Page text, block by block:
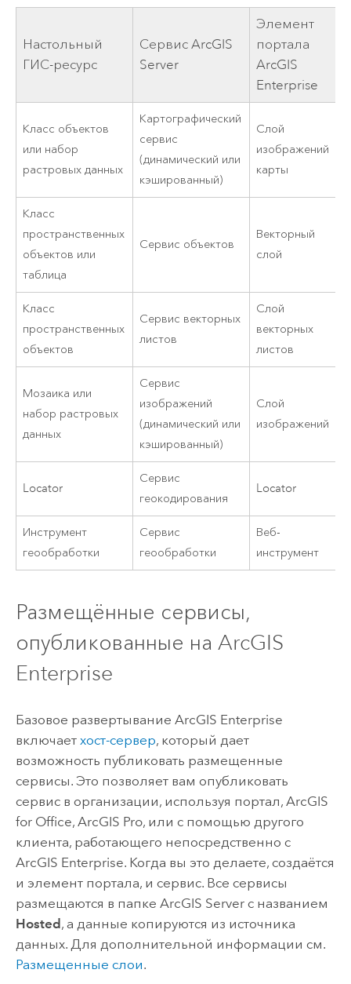
Настольный
ГИС-ресурс
СервисArcGIS
Server
Элемент
портала
ArcGIS
Enterprise
Класс объектов
или набор
растровых данных
Картографический
сервис
(динамический или
кэшированный)
Слой
изображений
карты
Класс
пространственных
объектов или
таблица
Сервис объектов
Векторный
слой
Класс
пространственных
объектов
Сервис векторных
листов
Слой
векторных
листов
Мозаика или
набор растровых
данных
Сервис
изображений
(динамический или
кэшированный)
Слой
изображений
Locator
Сервис
геокодирования
Locator
Инструмент
геообработки
Сервис
геообработки
Веб-
инструмент
Размещённые сервисы,
опубликованные на ArcGIS
Enterprise
Базовое развертывание ArcGIS Enterprise
включает хост-сервер, который дает
возможность публиковать размещенные
сервисы. Это позволяет вам опубликовать
сервис в организации, используя портал, ArcGIS
for Office, ArcGIS Pro, или с помощью другого
клиента, работающего непосредственно с
ArcGIS Enterprise. Когда вы это делаете, создаётся
и элемент портала, и сервис. Все сервисы
размещаются в папке ArcGIS Serverс названием
Hosted, а данные копируются из источника
данных. Для дополнительной информации см.
Размещенные слои.